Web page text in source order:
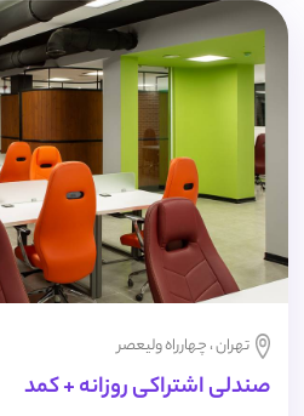
تهران ، چهارراه ولیعصر
صندلی اشتراکی روزانه + کمد